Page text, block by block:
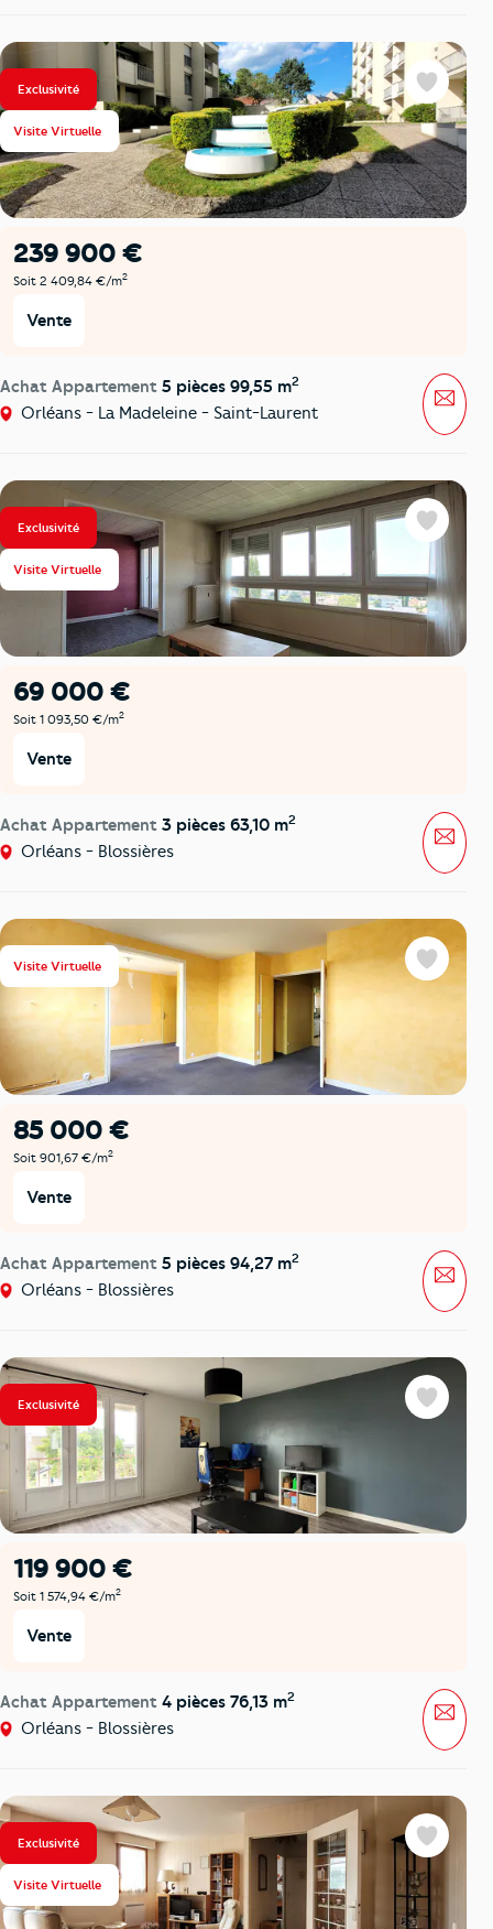
Exclusivité
Visite Virtuelle
239 900 €
Soit 2 409,84 €/m2
Vente
Achat Appartement 5 pièces 99,55 m2
Orléans - La Madeleine - Saint-Laurent
Favoris
Exclusivité
Visite Virtuelle
69 000 €
Soit 1 093,50 €/m2
Vente
Achat Appartement 3 pièces 63,10 m2
Orléans - Blossières
Favoris
Visite Virtuelle
85 000 €
Soit 901,67 €/m2
Vente
Achat Appartement 5 pièces 94,27 m2
Orléans - Blossières
Favoris
Exclusivité
119 900 €
Soit 1 574,94 €/m2
Vente
Achat Appartement 4 pièces 76,13 m2
Orléans - Blossières
Favoris
Exclusivité
Visite Virtuelle
Favoris